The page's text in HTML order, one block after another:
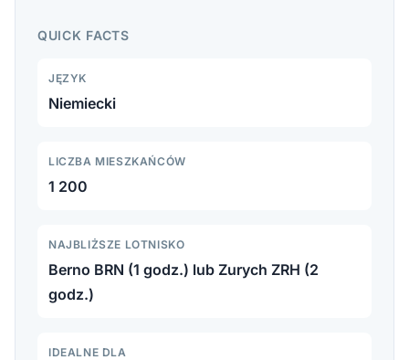
wspinaczka lodowa, alpejskie szlaki i brama do tunelu
QUICK FACTS
JĘZYK
Niemiecki
LICZBA MIESZKAŃCÓW
1 200
NAJBLIŻSZE LOTNISKO
Berno BRN (1 godz.) lub Zurych ZRH (2
godz.)
IDEALNE DLA